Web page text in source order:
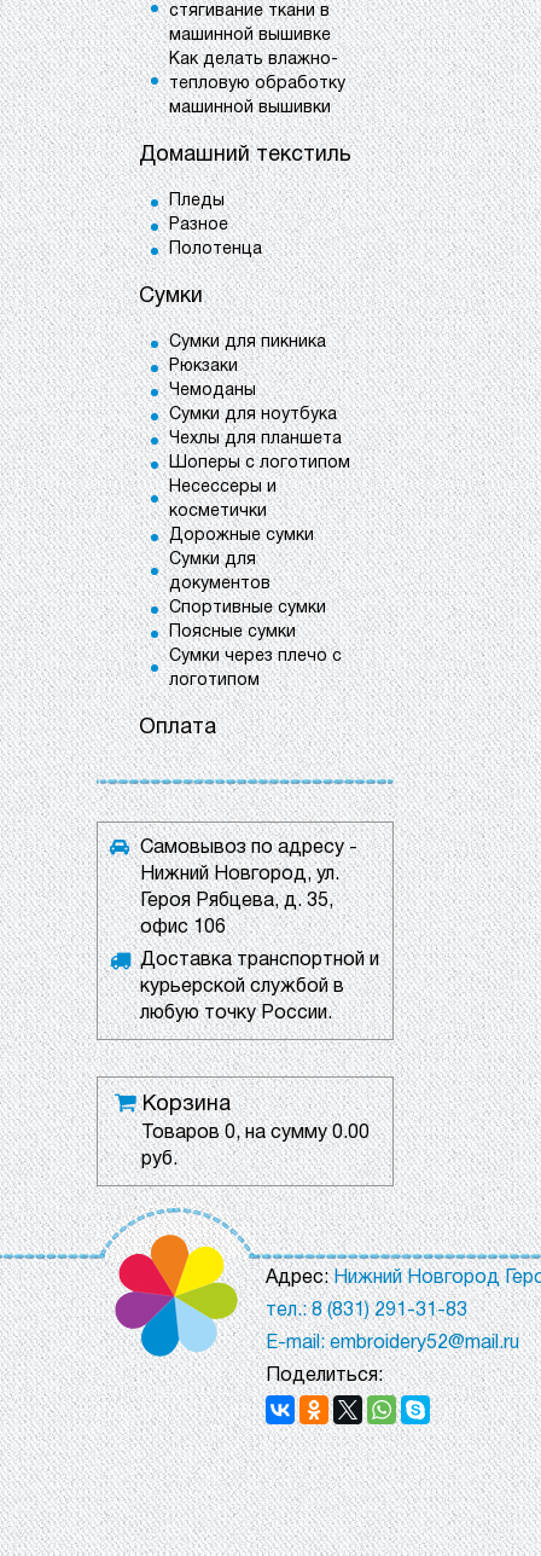
стягивание ткани в
машинной вышивке
Как делать влажно-
тепловую обработку
машинной вышивки
Домашний текстиль
Пледы
Разное
Полотенца
Сумки
Сумки для пикника
Рюкзаки
Чемоданы
Сумки для ноутбука
Чехлы для планшета
Шоперы с логотипом
Несессеры и
косметички
Дорожные сумки
Сумки для
документов
Спортивные сумки
Поясные сумки
Сумки через плечо с
логотипом
Оплата
Самовывоз по адресу -
Нижний Новгород, ул.
Героя Рябцева, д. 35,
офис 106
Доставка транспортной и
курьерской службой в
любую точку России.
Корзина
Товаров0, на сумму0.00
руб.
Адрес:Нижний Новгород
тел.: 8 (831) 291-31-83
E-mail: embroidery52@mail.ru
Поделиться: